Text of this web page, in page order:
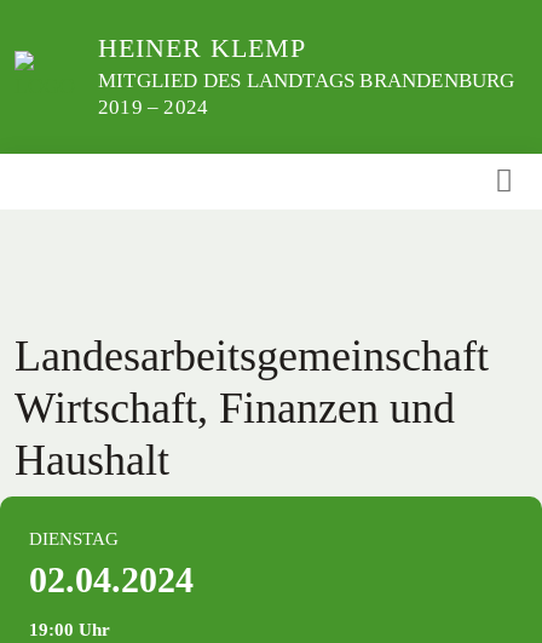
zum
HEINER KLEMP
MITGLIED DES LANDTAGS BRANDENBURG
2019 – 2024
Landesarbeitsgemeinschaft
Wirtschaft, Finanzen und
Haushalt
DIENSTAG
02.04.2024
19:00 Uhr